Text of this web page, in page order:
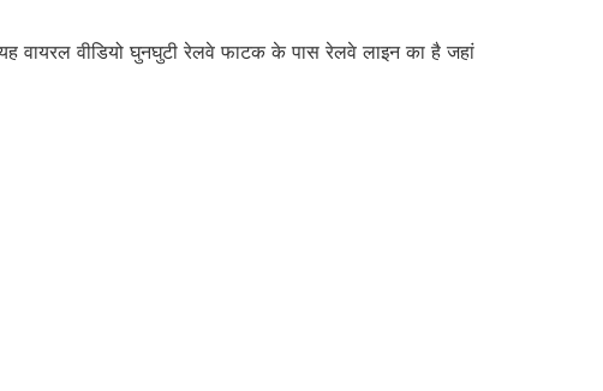
वायरल वीडियो घुनघुटी रेलवे फाटक के पास रेलवे लाइन का है जहां